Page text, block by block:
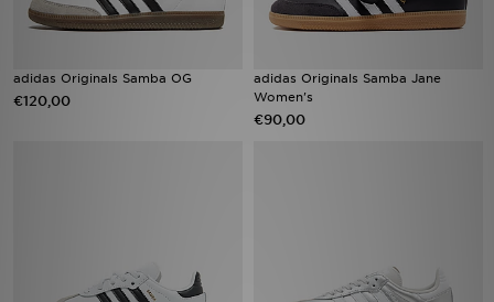
adidas Originals Samba OG
€120,00
adidas Originals Samba Jane
Women's
€90,00